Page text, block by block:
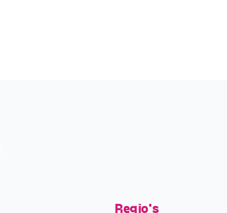
Regio's